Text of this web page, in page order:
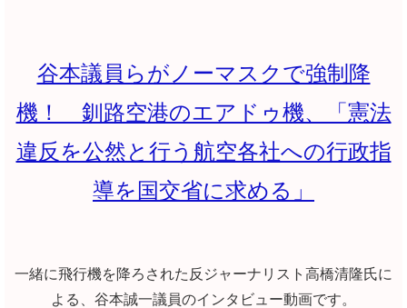
谷本議員らがノーマスクで強制降
機！ 釧路空港のエアドゥ機、「憲法
違反を公然と行う航空各社への行政指
導を国交省に求める」
一緒に飛行機を降ろされた反ジャーナリスト高橋清隆氏に
よる、谷本誠一議員のインタビュー動画です。